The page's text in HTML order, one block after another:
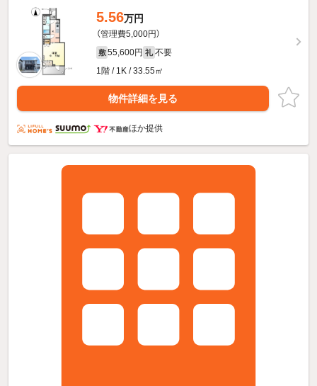
5.56万円
（管理費5,000円）
敷 55,600円 礼 不要
1階 / 1K / 33.55㎡
物件詳細を見る
ほか提供